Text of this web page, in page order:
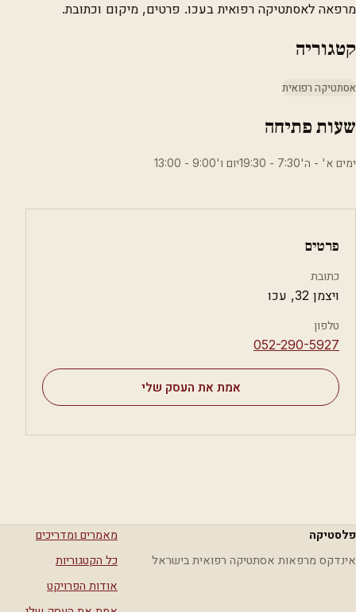
מרפאה לאסתטיקה רפואית בעכו. פרטים, מיקום וכתובת.
קטגוריה
אסתטיקה רפואית
שעות פתיחה
ימים א' - ה'7:30 - 19:30יום ו'9:00 - 13:00
פרטים
כתובת
ויצמן 32, עכו
טלפון
⁦052-290-5927⁩
אמת את העסק שלי
פלסטיקה
אינדקס מרפאות אסתטיקה רפואית בישראל
מאמרים ומדריכים
כל הקטגוריות
אודות הפרויקט